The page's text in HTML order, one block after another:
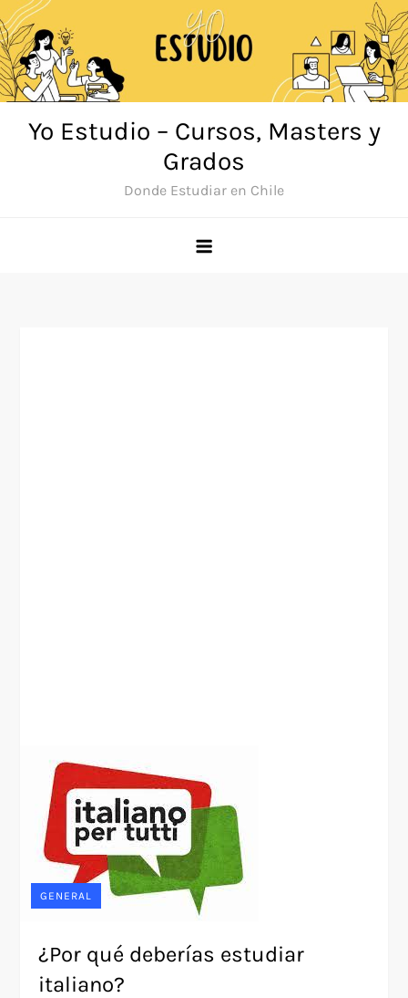
Saltar
al
contenido
Yo Estudio – Cursos, Masters y
Grados
Donde Estudiar en Chile
GENERAL
¿Por qué deberías estudiar
italiano?